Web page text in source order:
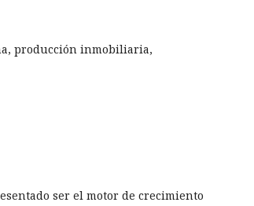
producción inmobiliaria,
ser el motor de crecimiento